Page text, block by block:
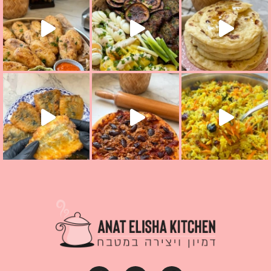
ככה? ההסבר בסרטו
מז׳ווז׳ין או בתרגום לעברית, מחותניםמתכון ראש